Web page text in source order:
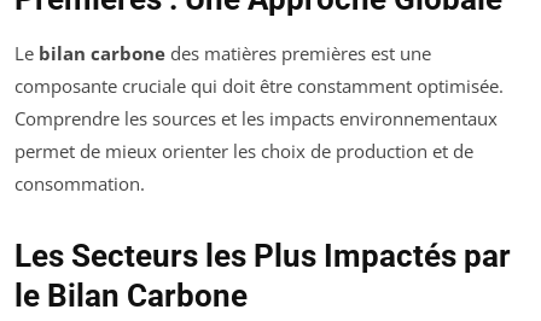
Le bilan carbone des matières premières est une
composante cruciale qui doit être constamment optimisée.
Comprendre les sources et les impacts environnementaux
permet de mieux orienter les choix de production et de
consommation.
Les Secteurs les Plus Impactés par
le Bilan Carbone